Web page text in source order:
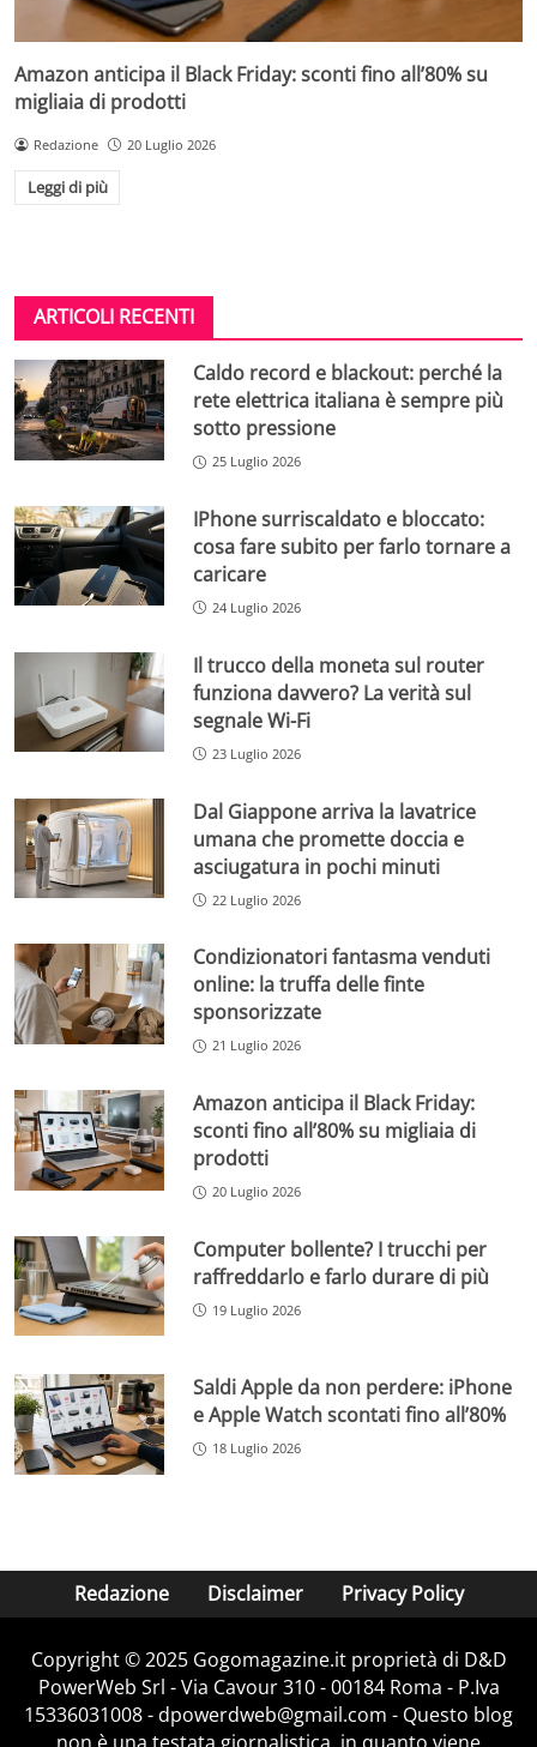
Amazon anticipa il Black Friday: sconti fino all’80% su
migliaia di prodotti
Redazione 20 Luglio 2026
Leggi di più
ARTICOLI RECENTI
Caldo record e blackout: perché la
rete elettrica italiana è sempre più
sotto pressione
25 Luglio 2026
IPhone surriscaldato e bloccato:
cosa fare subito per farlo tornare a
caricare
24 Luglio 2026
Il trucco della moneta sul router
funziona davvero? La verità sul
segnale Wi-Fi
23 Luglio 2026
Dal Giappone arriva la lavatrice
umana che promette doccia e
asciugatura in pochi minuti
22 Luglio 2026
Condizionatori fantasma venduti
online: la truffa delle finte
sponsorizzate
21 Luglio 2026
Amazon anticipa il Black Friday:
sconti fino all’80% su migliaia di
prodotti
20 Luglio 2026
Computer bollente? I trucchi per
raffreddarlo e farlo durare di più
19 Luglio 2026
Saldi Apple da non perdere: iPhone
e Apple Watch scontati fino all’80%
18 Luglio 2026
Redazione Disclaimer Privacy Policy
Copyright © 2025 Gogomagazine.it proprietà di D&D
PowerWeb Srl - Via Cavour 310 - 00184 Roma - P.Iva
15336031008 - dpowerdweb@gmail.com - Questo blog